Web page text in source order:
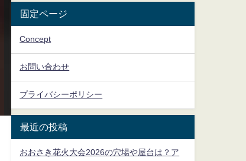
固定ページ
Concept
お問い合わせ
プライバシーポリシー
最近の投稿
おおさき花火大会2026の穴場や屋台は？ア